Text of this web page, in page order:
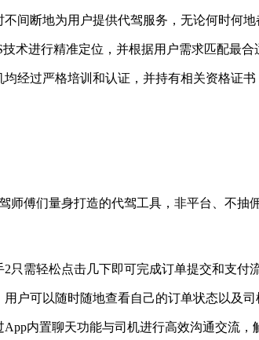
不间断地为用户提供代驾服务，无论何时何地
术进行精准定位，并根据用户需求匹配最合
经过严格培训和认证，并持有相关资格证书
师傅们量身打造的代驾工具，非平台、不抽
只需轻松点击几下即可完成订单提交和支付
用户可以随时随地查看自己的订单状态以及
内置聊天功能与司机进行高效沟通交流，